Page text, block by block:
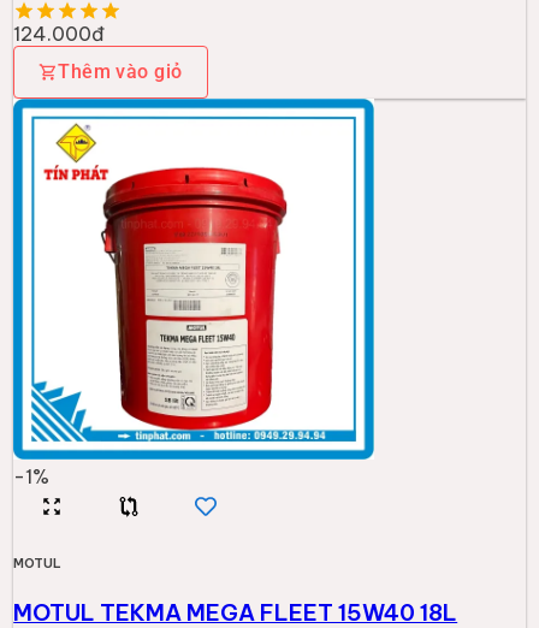
124.000đ
Thêm vào giỏ
-1%
MOTUL
MOTUL TEKMA MEGA FLEET 15W40 18L